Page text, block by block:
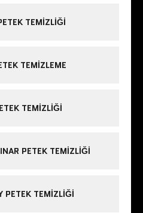
TEMIZLIĞI
TEMIZLEME
TEMIZLIĞI
PETEK TEMIZLIĞI
PETEK TEMIZLIĞI